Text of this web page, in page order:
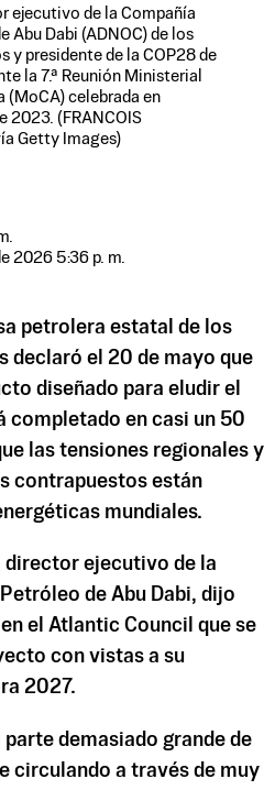
ejecutivo de la Compañía
Abu Dabi (ADNOC) de los
y presidente de la COP28 de
la 7.ª Reunión Ministerial
celebrada en
2023. (FRANCOIS
Getty Images)
2026 5:36 p. m.
petrolera estatal de los
declaró el 20 de mayo que
diseñado para eludir el
completado en casi un 50
las tensiones regionales y
contrapuestos están
mundiales.
director ejecutivo de la
de Abu Dabi, dijo
el Atlantic Council que se
con vistas a su
2027.
parte demasiado grande de
circulando a través de muy